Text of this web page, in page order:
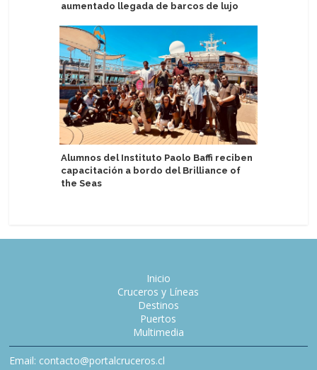
aumentado llegada de barcos de lujo
Alumnos del Instituto Paolo Baffi reciben
capacitación a bordo del Brilliance of
the Seas
Inicio
Cruceros y Líneas
Destinos
Puertos
Multimedia
Email: contacto@portalcruceros.cl